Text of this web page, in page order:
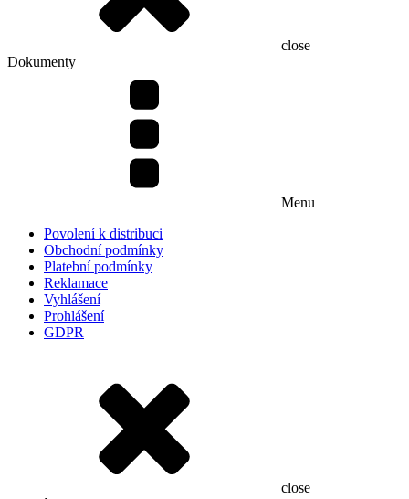
close
Dokumenty
Menu
Povolení k distribuci
Obchodní podmínky
Platební podmínky
Reklamace
Vyhlášení
Prohlášení
GDPR
close